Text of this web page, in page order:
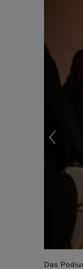
Das